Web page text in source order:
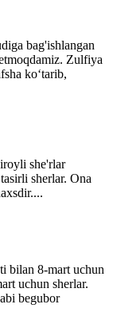
bag'ishlangan
Zulfiya
koʻtarib,
she'rlar
sherlar. Ona
bilan 8-mart uchun
uchun sherlar.
begubor